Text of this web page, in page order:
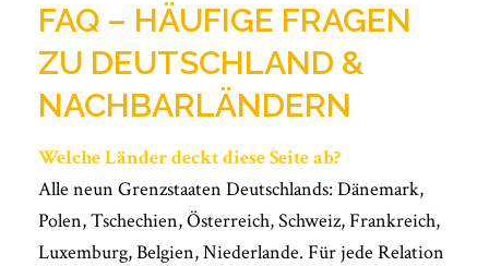
FAQ – HÄUFIGE FRAGEN
ZU DEUTSCHLAND &
NACHBARLÄNDERN
Welche Länder deckt diese Seite ab?
Alle neun Grenzstaaten Deutschlands: Dänemark,
Polen, Tschechien, Österreich, Schweiz, Frankreich,
Luxemburg, Belgien, Niederlande. Für jede Relation